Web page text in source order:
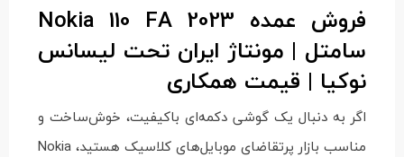
فروش عمده Nokia 110 FA 2023
سامتل | مونتاژ ایران تحت لیسانس
نوکیا | قیمت همکاری
اگر به دنبال یک گوشی دکمه‌ای باکیفیت، خوش‌ساخت و
مناسب بازار پرتقاضای موبایل‌های کلاسیک هستید، Nokia